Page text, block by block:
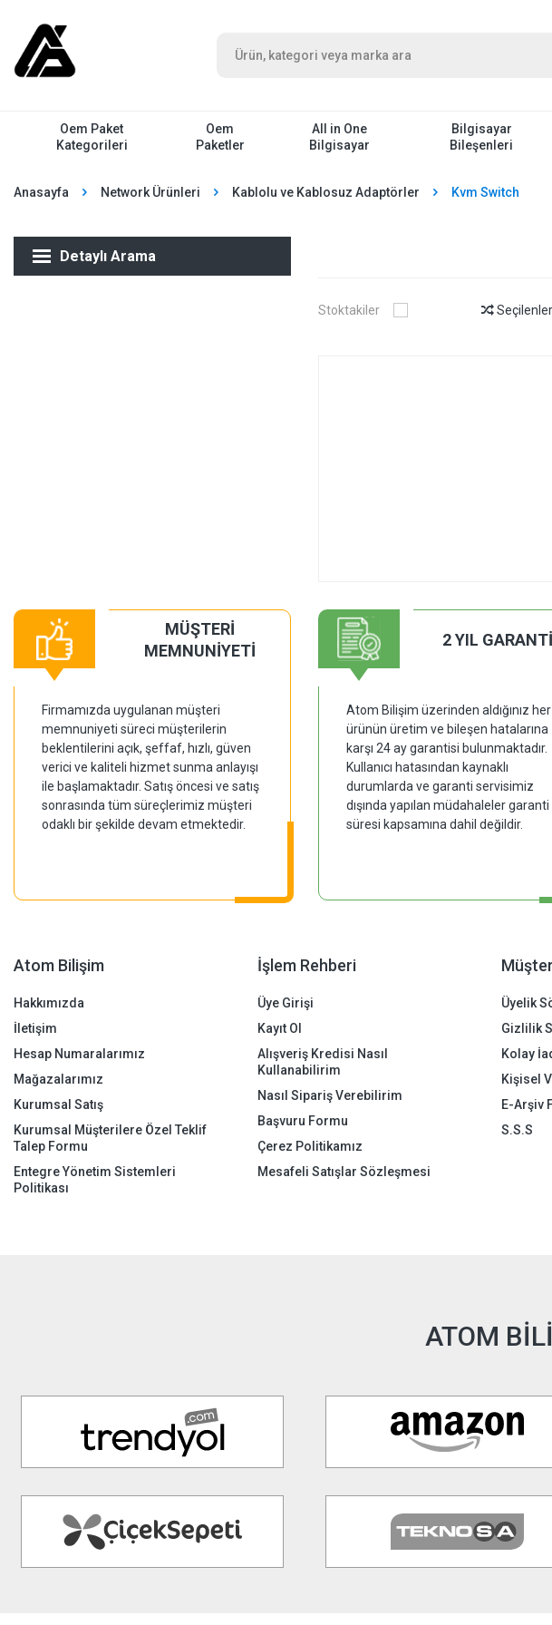
Oem Paket
Kategorileri
Oem
Paketler
All in One
Bilgisayar
Bilgisayar
Bileşenleri
Anasayfa Network Ürünleri Kablolu ve Kablosuz Adaptörler Kvm Switch
Detaylı Arama
Stoktakiler
MÜŞTERİ
MEMNUNİYETİ
Firmamızda uygulanan müşteri
memnuniyeti süreci müşterilerin
beklentilerini açık, şeffaf, hızlı, güven
verici ve kaliteli hizmet sunma anlayışı
ile başlamaktadır. Satış öncesi ve satış
sonrasında tüm süreçlerimiz müşteri
odaklı bir şekilde devam etmektedir.
2 YIL
Atom Bilişim üzerinden aldığınız her
ürünün üretim ve bileşen hatalarına
karşı 24 ay garantisi bulunmaktadır.
Kullanıcı hatasından kaynaklı
durumlarda ve garanti servisimiz
dışında yapılan müdahaleler garanti
süresi kapsamına dahil değildir.
Atom Bilişim
Hakkımızda
İletişim
Hesap Numaralarımız
Mağazalarımız
Kurumsal Satış
Kurumsal Müşterilere Özel Teklif
Talep Formu
Entegre Yönetim Sistemleri
Politikası
İşlem Rehberi
Üye Girişi
Kayıt Ol
Alışveriş Kredisi Nasıl
Kullanabilirim
Nasıl Sipariş Verebilirim
Başvuru Formu
Çerez Politikamız
Mesafeli Satışlar Sözleşmesi
Üyelik
Gizlilik
Kolay
Kişisel
E-Arşiv
S.S.S
ATOM